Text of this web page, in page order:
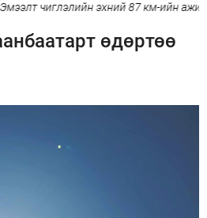
чиглэлийн эхний 87 км-ийн ажил
өдөртөө